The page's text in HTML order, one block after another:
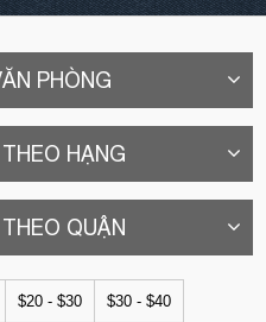
PHÒNG
HẠNG
QUẬN
$20 - $30 $30 - $40